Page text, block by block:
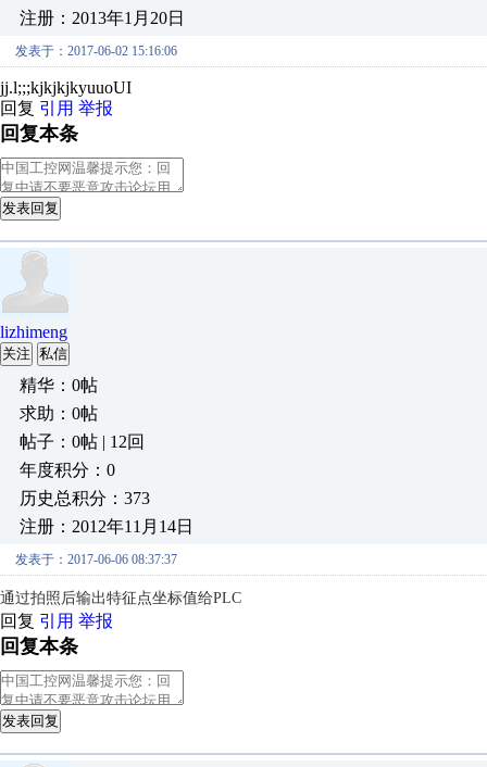
注册：2013年1月20日
发表于：2017-06-02 15:16:06
jj.l;;;kjkjkjkyuuoUI
回复 引用 举报
回复本条
发表回复
lizhimeng
关注 私信
精华：0帖
求助：0帖
帖子：0帖 | 12回
年度积分：0
历史总积分：373
注册：2012年11月14日
发表于：2017-06-06 08:37:37
通过拍照后输出特征点坐标值给PLC
回复 引用 举报
回复本条
发表回复